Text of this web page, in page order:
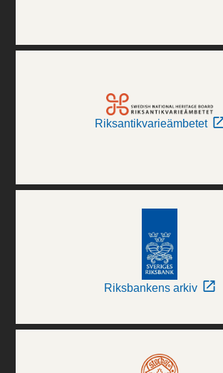
Riksantikvarieämbetet
Riksbankens arkiv